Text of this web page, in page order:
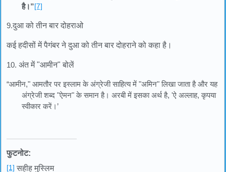
है।”[7]
9.दुआ को तीन बार दोहराओ
कई हदीसों में पैगंबर ने दुआ को तीन बार दोहराने को कहा है।
10. अंत में "आमीन" बोलें
“आमीन," आमतौर पर इस्लाम के अंग्रेजी साहित्य में "अमिन" लिखा जाता है और यह
अंग्रेजी शब्द "ऐमन" के समान है। अरबी में इसका अर्थ है, 'ऐ अल्लाह, कृपया
स्वीकार करें।’
फुटनोट:
[1] सहीह मुस्लिम